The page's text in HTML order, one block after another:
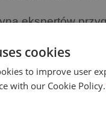
ekspertów
czasów i
się kolejny
cookies
to improve user
with our Cookie Policy.